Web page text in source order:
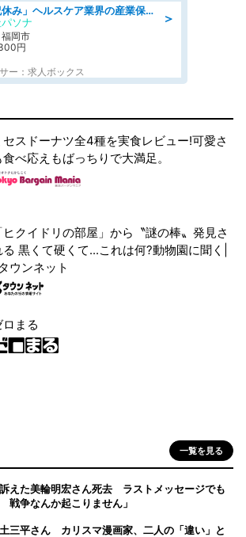
＞
「土日祝休み」ヘルスケア業界の産業保健師/高時給/未経験OK/要資格:保健師、正看護師
ソナ
岡市
円
ー：求人ボックス
セスドーナツ全4種を実食レビュー!可愛さ
食べ応えもばっちりで大満足。
ヒクイドリの部屋」から〝謎の棒〟発見さ
る 黒くて硬くて...これは何?動物園に聞く|
ウンネット
ロまる
一覧を見る
えた美輪明宏さん死去 ラストメッセージでも
争なんか起こりません」
三平さん カリスマ漫画家、二人の「違い」と